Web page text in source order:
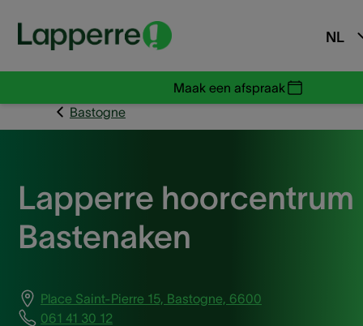
NL
Maak een afspraak
Bastogne
Lapperre hoorcentrum
Bastenaken
Place Saint-Pierre 15, Bastogne, 6600
061 41 30 12